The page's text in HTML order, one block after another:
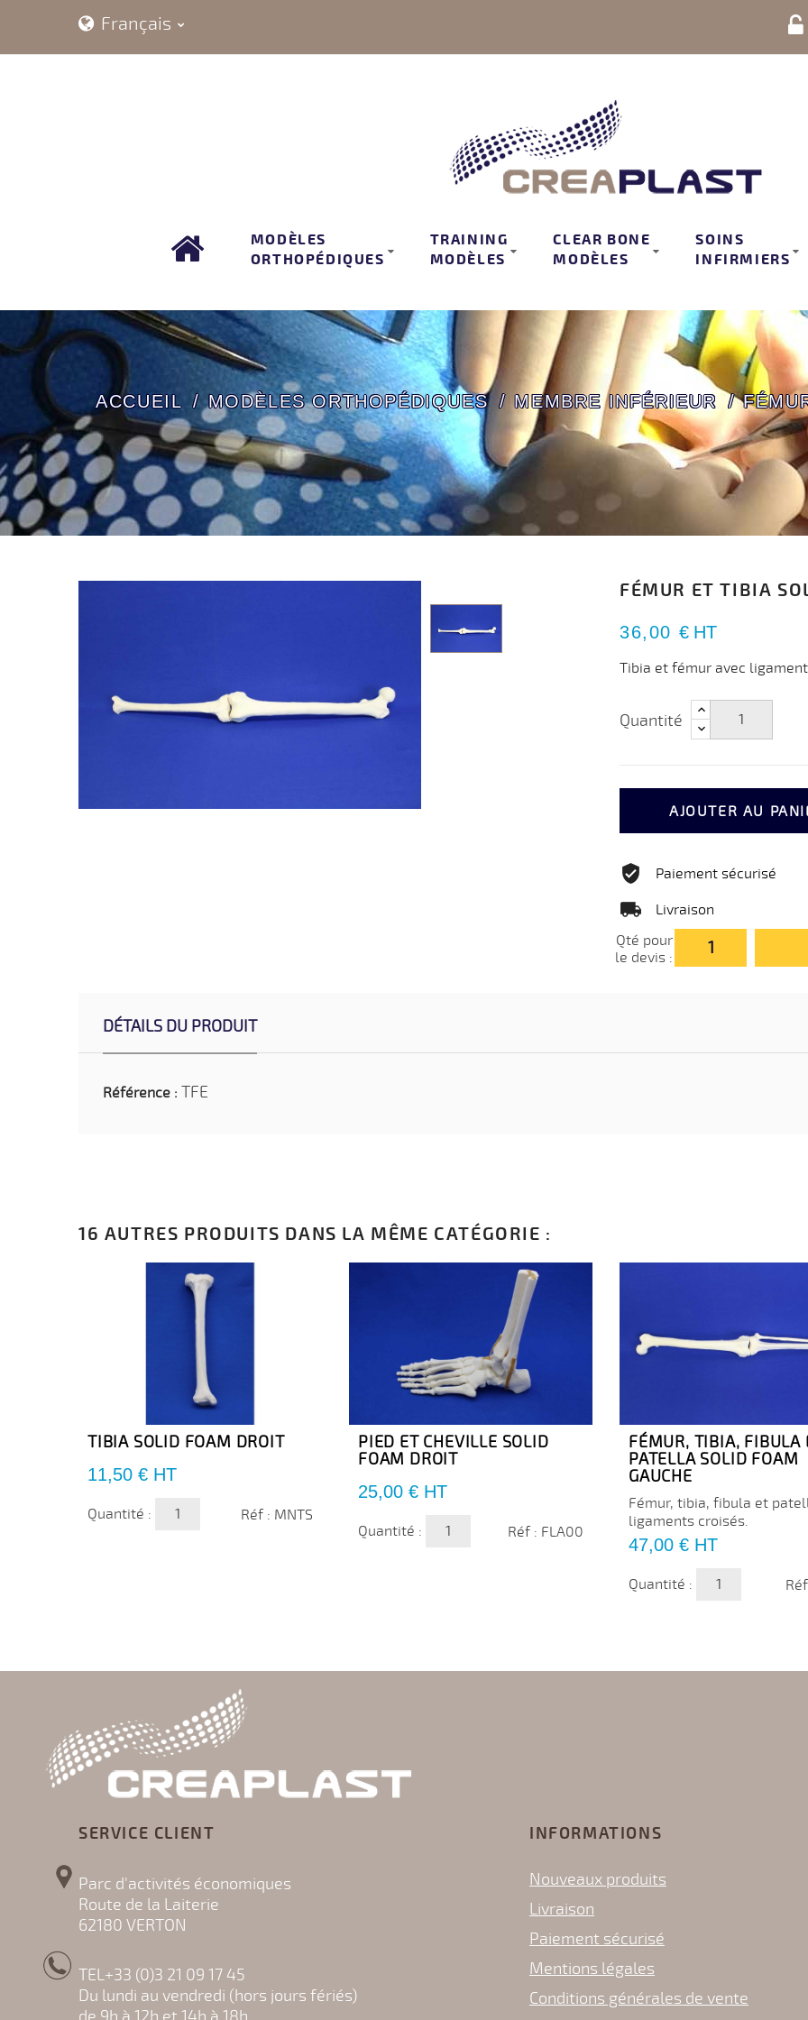
Français
MODÈLES
ORTHOPÉDIQUES
TRAINING
MODÈLES
CLEAR BONE
MODÈLES
SOINS
INFIRMIERS
ACCUEIL MODÈLES ORTHOPÉDIQUES MEMBRE INFÉRIEUR
FÉMUR ET TIBIA
36,00 € HT
Tibia et fémur avec
Quantité
AJOUTER AU
Paiement sécurisé
Livraison
Qté pour
le devis :
DÉTAILS DU PRODUIT
Référence : TFE
16 AUTRES PRODUITS DANS LA MÊME CATÉGORIE :
TIBIA SOLID FOAM DROIT
Prix
11,50 € HT
Quantité : Réf : MNTS
PIED ET CHEVILLE SOLID
FOAM DROIT
Prix
25,00 € HT
Quantité : Réf : FLA00
FÉMUR, TIBIA, FIBULA
PATELLA SOLID FOAM
GAUCHE
Fémur, tibia, fibula et
ligaments croisés.
Prix
47,00 € HT
Quantité :
SERVICE CLIENT
Parc d'activités économiques
Route de la Laiterie
62180 VERTON
TEL+33 (0)3 21 09 17 45
Du lundi au vendredi (hors jours fériés)
INFORMATIONS
Nouveaux produits
Livraison
Paiement sécurisé
Mentions légales
Conditions générales de vente